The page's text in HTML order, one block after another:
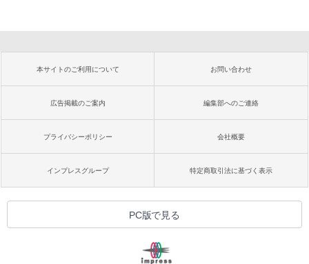
本サイトのご利用について お問い合わせ
広告掲載のご案内 編集部へのご連絡
プライバシーポリシー 会社概要
インプレスグループ 特定商取引法に基づく表示
PC版で見る